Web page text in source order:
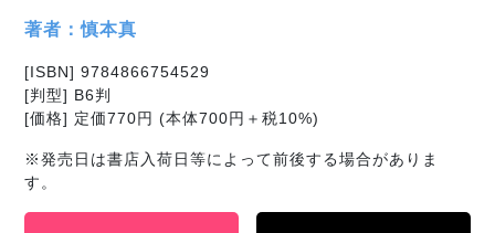
著者：慎本真
[ISBN] 9784866754529
[判型] B6判
[価格] 定価770円 (本体700円＋税10%)
※発売日は書店入荷日等によって前後する場合がありま
す。